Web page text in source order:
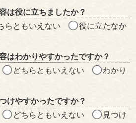
は役に立ちましたか？
らともいえない
役に立たなか
はわかりやすかったですか？
どちらともいえない
わかり
けやすかったですか？
どちらともいえない
見つけ